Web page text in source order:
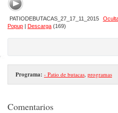
PATIODEBUTACAS_27_17_11_2015
Popup | Descarga (169)
Programa: - Patio de butacas programas
Comentarios